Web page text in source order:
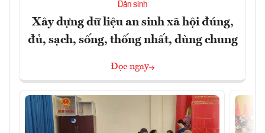
Dân sinh
Xây dựng dữ liệu an sinh xã hội đúng,
đủ, sạch, sống, thống nhất, dùng chung
Đọc ngay